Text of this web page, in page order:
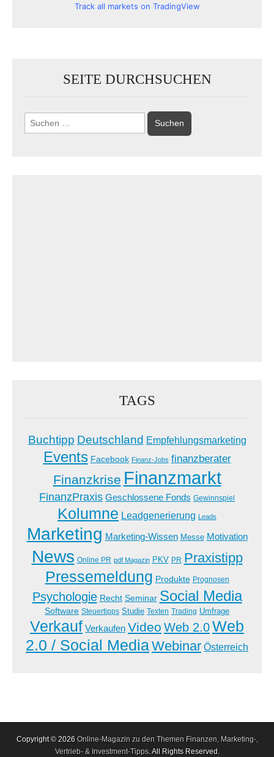
Track all markets on TradingView
SEITE DURCHSUCHEN
Suchen
nach:
TAGS
Buchtipp Deutschland Empfehlungsmarketing
Events Facebook Finanz-Jobs finanzberater
Finanzkrise Finanzmarkt
FinanzPraxis Geschlossene Fonds Gewinnspiel
Kolumne Leadgenerierung Leads
Marketing Marketing-Wissen Messe Motivation
News Online PR pdf Magazin PKV PR Praxistipp
Pressemeldung Produkte Prognosen
Psychologie Recht Seminar Social Media
Software Steuertipps Studie Texten Trading Umfrage
Verkauf Verkaufen Video Web 2.0Web
2.0 / Social MediaWebinar Österreich
Copyright © 2026 Online-Magazin zu den Themen Finanzen, Marketing-,
Vertrieb- & Investment-Tipps. All Rights Reserved.